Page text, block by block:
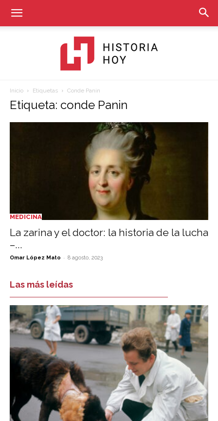
Hoy
Inicio Etiquetas Conde Panin
Etiqueta: conde Panin
MEDICINA
La zarina y el doctor: la historia de la lucha
–...
Omar López Mato - 8 agosto, 2023
Las más leídas